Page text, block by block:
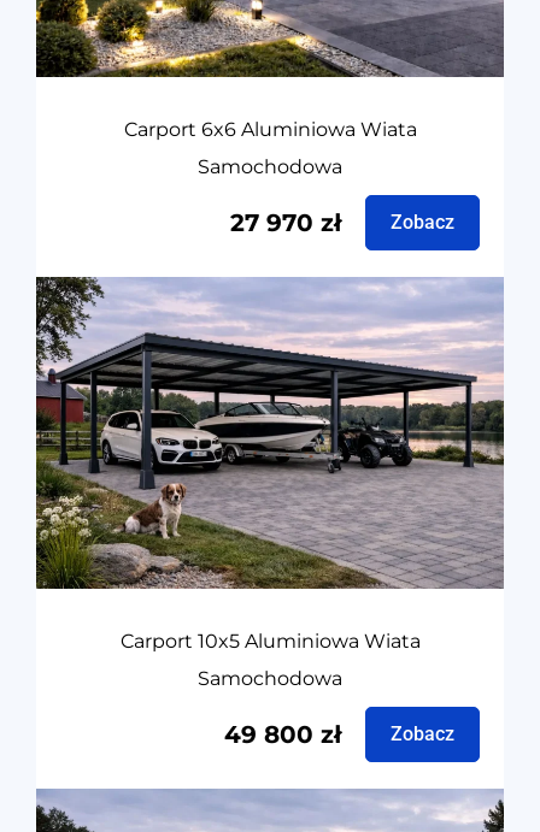
Carport 6x6 Aluminiowa Wiata
Samochodowa
27 970 zł Zobacz
Carport 10x5 Aluminiowa Wiata
Samochodowa
49 800 zł Zobacz